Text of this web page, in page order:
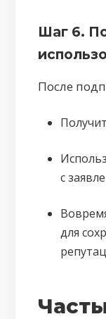
Шаг 6.
После
с
для